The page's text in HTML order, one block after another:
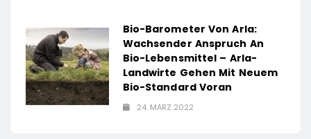
Bio-Barometer Von Arla:
Wachsender Anspruch An
Bio-Lebensmittel – Arla-
Landwirte Gehen Mit Neuem
Bio-Standard Voran
24. MÄRZ 2022